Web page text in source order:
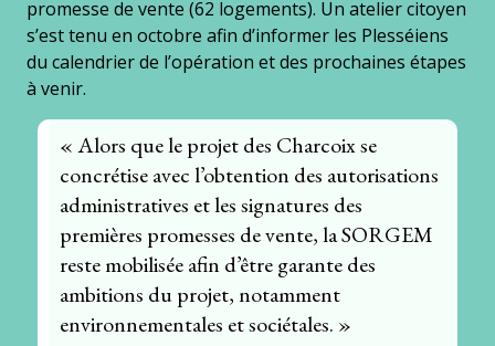
promesse de vente (62 logements). Un atelier citoyen
s’est tenu en octobre afin d’informer les Plesséiens
du calendrier de l’opération et des prochaines étapes
à venir.
« Alors que le projet des Charcoix se
concrétise avec l’obtention des autorisations
administratives et les signatures des
premières promesses de vente, la SORGEM
reste mobilisée afin d’être garante des
ambitions du projet, notamment
environnementales et sociétales. »